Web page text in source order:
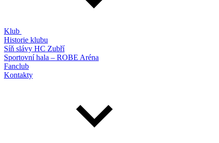
Klub
Historie klubu
Síň slávy HC Zubří
Sportovní hala – ROBE Aréna
Fanclub
Kontakty